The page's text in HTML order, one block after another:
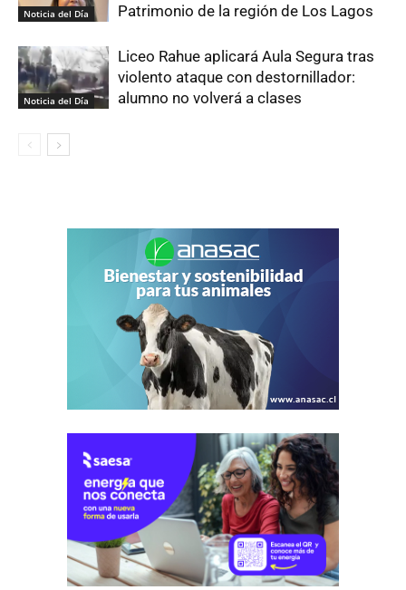
Noticia del Día
Patrimonio de la región de Los Lagos
Noticia del Día
Liceo Rahue aplicará Aula Segura tras
violento ataque con destornillador:
alumno no volverá a clases